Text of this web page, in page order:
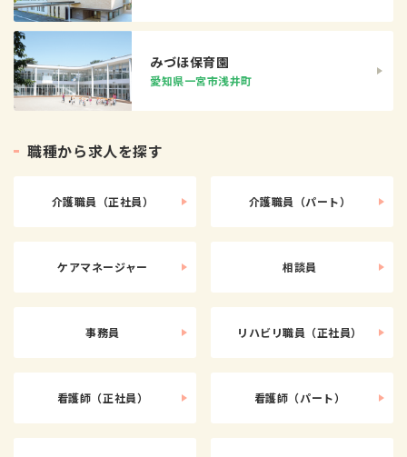
みづほ保育園
愛知県一宮市浅井町
職種から求人を探す
介護職員（正社員） 介護職員（パート）
ケアマネージャー 相談員
事務員 リハビリ職員（正社員）
看護師（正社員） 看護師（パート）